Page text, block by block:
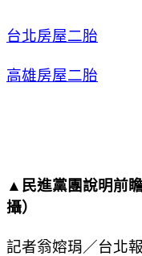
台北房屋二胎
高雄房屋二胎
▲民進黨團說明前
攝）
記者翁嫆琄／台北